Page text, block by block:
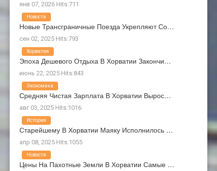
янв 07, 2026 Hits:711
Новые Трансграничные Поезда Укрепляют Со…
сен 02, 2025 Hits:793
Новости
Эпоха Дешевого Отдыха В Хорватии Закончи…
июнь 22, 2025 Hits:843
Хорватия
Средняя Чистая Зарплата В Хорватии Вырос…
авг 03, 2025 Hits:1016
Экономика
Старейшему В Хорватии Маяку Исполнилось …
апр 08, 2025 Hits:1055
История
Цены На Пахотные Земли В Хорватии Самые …
Новости